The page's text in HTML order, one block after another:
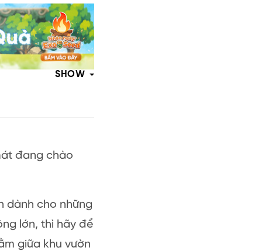
SHOW
đang chào
dành cho những
lớn, thì hãy để
giữa khu vườn